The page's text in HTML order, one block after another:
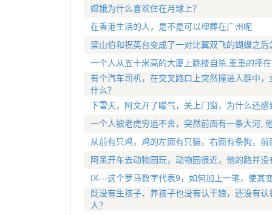
嫦娥为什么喜欢住在月球上？
在香港生活的人，是不是可以埋葬在广州呢
梁山伯和祝英台变成了一对比翼双飞的蝴蝶之后
一个人从五十米高的大厦上跳楼自杀,重重的摔
有个汽车司机，在交叉路口上突然撞进人群中
什么？
下雪天，阿文开了暖气，关上门窗，为什么还感
一个人被老虎穷追不舍，突然前面有一条大河,
从前有只鸡，鸡的左面有只猫，右面有条狗，
阿呆开车去动物园玩，动物园很近，他的路并
IX---这个罗马数字代表9，如何加上一笔，使其
既没有生孩子、养孩子也没有认干娘，还没有
人？